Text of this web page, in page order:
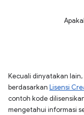
Kecuali dinyatakan
berdasarkan Lisensi
contoh kode
mengetahui informasi